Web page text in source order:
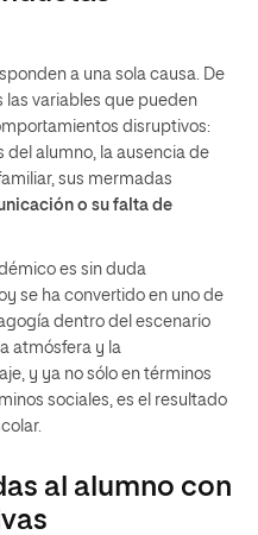
a una sola causa. De
las variables que pueden
disruptivos:
del alumno, la ausencia de
sus mermadas
o su falta de
es sin duda
se ha convertido en uno de
dentro del escenario
atmósfera y la
y ya no sólo en términos
sociales, es el resultado
al alumno con